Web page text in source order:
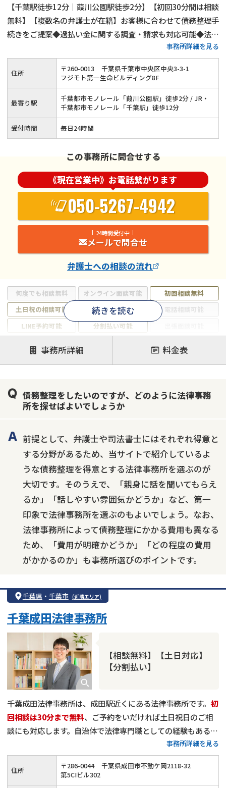
【千葉駅徒歩12分｜葭川公園駅徒歩2分】【初回30分間は相談
無料】【複数名の弁護士が在籍】お客様に合わせて債務整理手
続きをご提案◆過払い金に関する調査・請求も対応可能◆法人
向けの破産や民事再生も得意◆借金や返済に関するお悩みを丁
寧にヒアリングしながら、一緒に借金問題の解決を目指して参
ります。
事務所詳細を見る
何度でも相談無料 オンライン面談可能
初回相談無料
土日祝の相談可能
19時以降電話可能
電話相談可能
LINE予約可能
分割払い可能
個人再生
時効援用
過払い金返還請求
会社破産・法人破産
住宅ローン
続きを読む
住所 〒260-0013
千葉県千葉市中央区中央3-3-1
フジモト第一生命ビルディング8F
最寄り駅
千葉都市モノレール「葭川公園駅」徒歩2分 / JR・
千葉都市モノレール「千葉駅」徒歩12分
受付時間 毎日24時間
この事務所に問合せする
《現在営業中》お電話繋がります
050-5267-4942
24時間受付中
メールで問合せ
弁護士への相談の流れ
事務所詳細 料金表
債務整理をしたいのですが、どのように法律事務
所を探せばよいでしょうか
前提として、弁護士や司法書士にはそれぞれ得意と
する分野があるため、当サイトで紹介しているよ
うな債務整理を得意とする法律事務所を選ぶのが
大切です。そのうえで、「親身に話を聞いてもらえ
るか」「話しやすい雰囲気かどうか」など、第一
印象で法律事務所を選ぶのもよいでしょう。なお、
法律事務所によって債務整理にかかる費用も異なる
ため、「費用が明確かどうか」「どの程度の費用
がかかるのか」も事務所選びのポイントです。
千葉県 ・ 千葉市 (近隣エリア)
【相談無料】【土日対応】
【分割払い】
千葉成田法律事務所
千葉成田法律事務所は、成田駅近くにある法律事務所です。 初
回相談は30分まで無料、ご予約をいだければ土日祝日のご相
談にも対応します。自治体で法律専門職としての経験もある弁
護士が、債務者ひとりひとりの目線に立ち適切な解決に導きま
す。借金問題でお困りの方は、お気軽に当事務所までご相談く
ださい。
事務所詳細を見る
住所 〒286-0044
千葉県成田市不動ケ岡2118-32
第5CIビル302